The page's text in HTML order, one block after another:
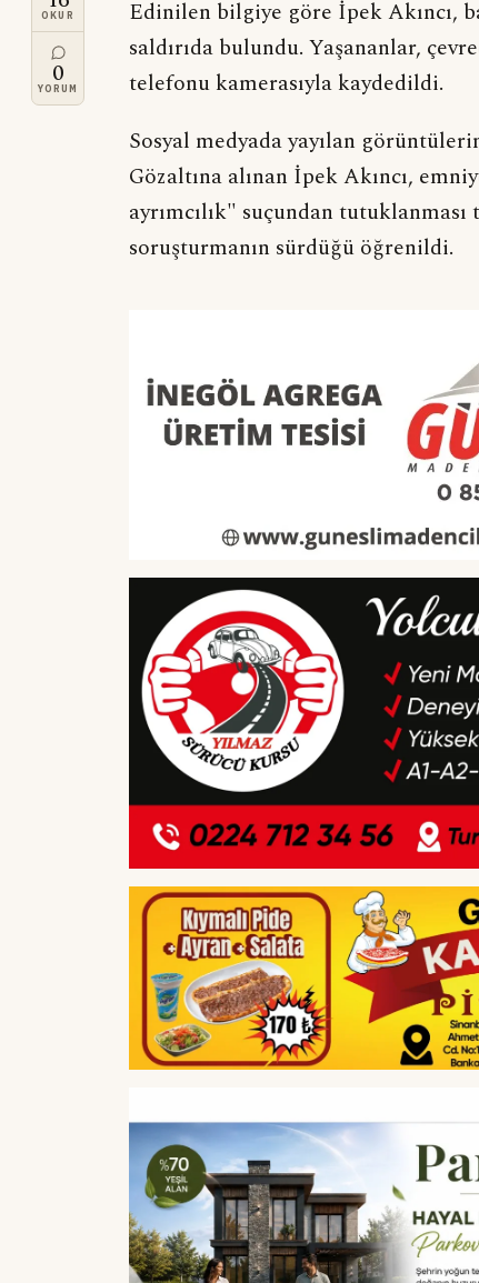
OKUR
0
YORUM
Edinilen bilgiye göre İpek Akıncı,
saldırıda bulundu. Yaşananlar,
telefonu kamerasıyla kaydedildi.
Sosyal medyada yayılan
Gözaltına alınan İpek Akıncı,
ayrımcılık" suçundan
soruşturmanın sürdüğü öğrenildi.